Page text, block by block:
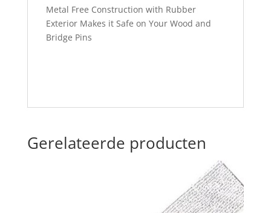
Metal Free Construction with Rubber
Exterior Makes it Safe on Your Wood and
Bridge Pins
Gerelateerde producten